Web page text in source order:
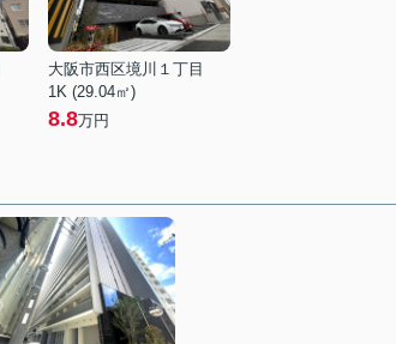
大阪市西区境川１丁目
1K (29.04㎡)
8.8万円